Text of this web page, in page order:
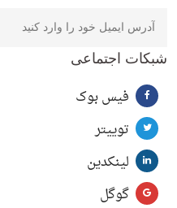
شبکات اجتماعی
فیس بوک
توییتر
لینکدین
گوگل